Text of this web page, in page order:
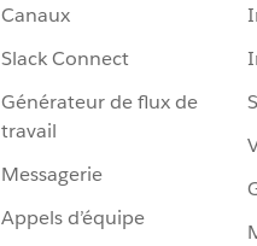
Canaux
Slack Connect
Générateur de flux de
travail
Messagerie
Appels d’équipe